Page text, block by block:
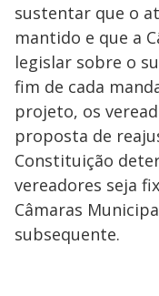
sustentar que o
mantido e que a
legislar sobre o
fim de cada
projeto, os
proposta de
Constituição
vereadores seja
Câmaras
subsequente.